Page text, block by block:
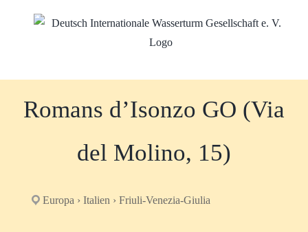
Romans d’Isonzo GO (Via
del Molino, 15)
Europa › Italien › Friuli-Venezia-Giulia